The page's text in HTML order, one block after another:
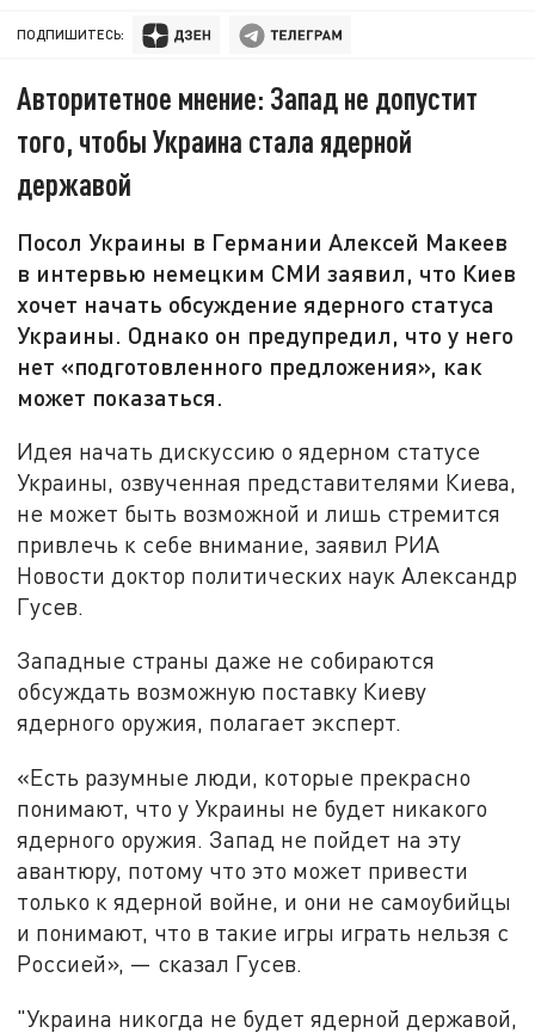
ПОДПИШИТЕСЬ:
Авторитетное мнение: Запад не допустит
того, чтобы Украина стала ядерной
державой
Посол Украины в Германии Алексей Макеев
в интервью немецким СМИ заявил, что Киев
хочет начать обсуждение ядерного статуса
Украины. Однако он предупредил, что у него
нет «подготовленного предложения», как
может показаться.
Идея начать дискуссию о ядерном статусе
Украины, озвученная представителями Киева,
не может быть возможной и лишь стремится
привлечь к себе внимание, заявил РИА
Новости доктор политических наук Александр
Гусев.
Западные страны даже не собираются
обсуждать возможную поставку Киеву
ядерного оружия, полагает эксперт.
«Есть разумные люди, которые прекрасно
понимают, что у Украины не будет никакого
ядерного оружия. Запад не пойдет на эту
авантюру, потому что это может привести
только к ядерной войне, и они не самоубийцы
и понимают, что в такие игры играть нельзя с
Россией», — сказал Гусев.
"Украина никогда не будет ядерной державой,